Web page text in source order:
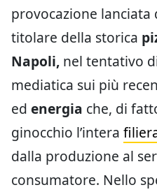
provocazione lanciata
titolare della storica
Napoli, nel tentativo
mediatica sui più
ed energia che, di
ginocchio l’intera
dalla produzione al
consumatore. Nello